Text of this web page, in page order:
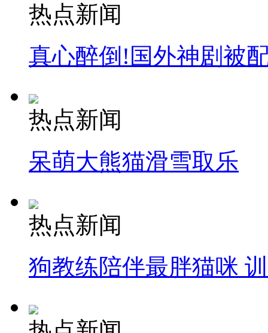
热点新闻
真心醉倒!国外神剧被
热点新闻
呆萌大熊猫滑雪取乐
热点新闻
狗教练陪伴最胖猫咪